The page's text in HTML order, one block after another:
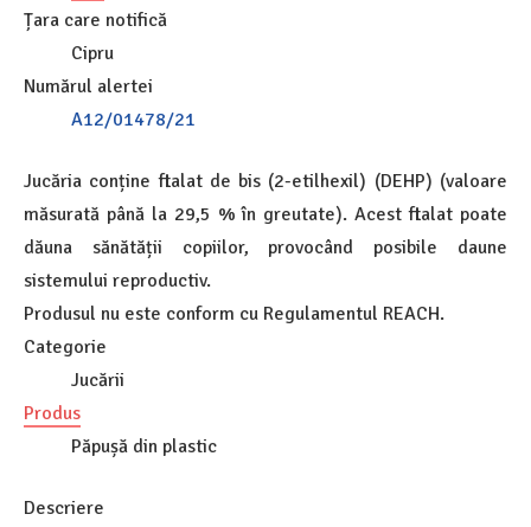
Țara care notifică
Cipru
Numărul alertei
A12/01478/21
Jucăria conține ftalat de bis (2-etilhexil) (DEHP) (valoare
măsurată până la 29,5 % în greutate). Acest ftalat poate
dăuna sănătății copiilor, provocând posibile daune
sistemului reproductiv.
Produsul nu este conform cu Regulamentul REACH.
Categorie
Jucării
Produs
Păpușă din plastic
Descriere